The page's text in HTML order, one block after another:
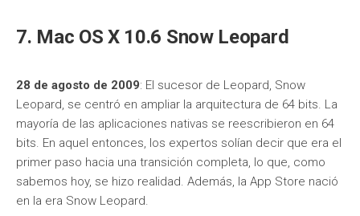
7. Mac OS X 10.6 Snow Leopard
28 de agosto de 2009: El sucesor de Leopard, Snow
Leopard, se centró en ampliar la arquitectura de 64 bits. La
mayoría de las aplicaciones nativas se reescribieron en 64
bits. En aquel entonces, los expertos solían decir que era el
primer paso hacia una transición completa, lo que, como
sabemos hoy, se hizo realidad. Además, la App Store nació
en la era Snow Leopard.